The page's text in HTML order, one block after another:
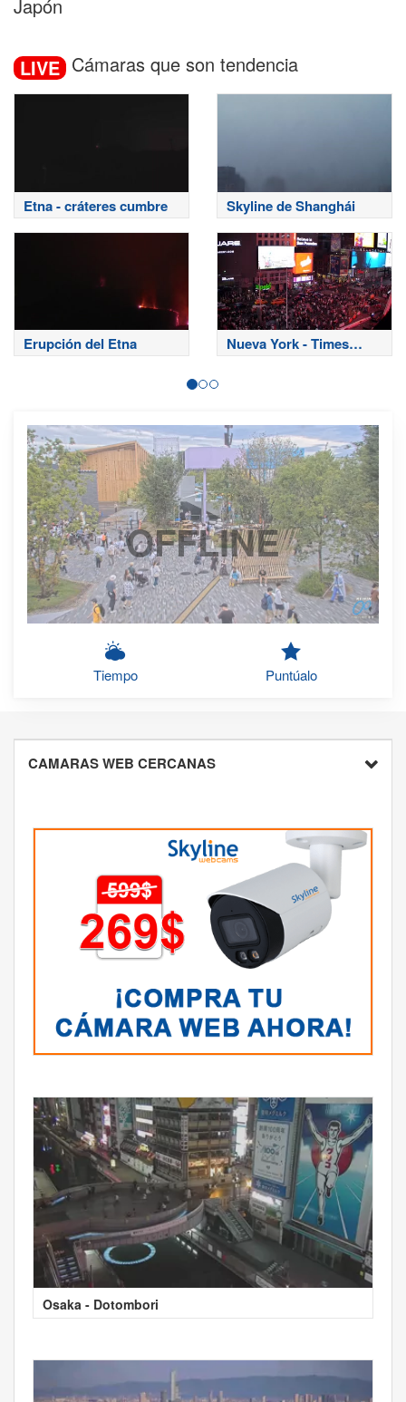
Japón
LIVE Cámaras que son tendencia
Etna - cráteres cumbre Skyline de Shanghái
Erupción del Etna
Nueva York - Times
Square
OFFLINE
Tiempo Puntúalo
CAMARAS WEB CERCANAS
Osaka - Dotombori